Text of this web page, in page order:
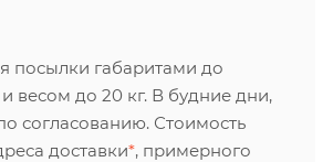
посылки габаритами до
весом до 20 кг. В будние дни,
согласованию. Стоимость
доставки*, примерного